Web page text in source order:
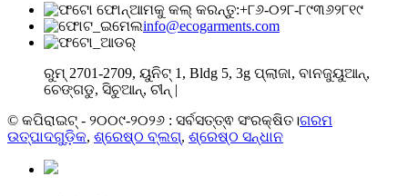
ଆମକୁ କଲ୍ କରନ୍ତୁ:+୮୬-୦୨୮-୮୯୩୬୨୮୧୯
info@ecogarments.com
ରୁମ୍ 2701-2709, ୟୁନିଟ୍ 1, Bldg 5, 3g ପ୍ଲାଜା, ବାନଜୁୟୁଆନ୍,
ଚେଙ୍ଗଡୁ, ସିଚୁଆନ୍, ଚୀନ୍ |
© କପିରାଇଟ୍ - ୨୦୦୯-୨୦୨୬ : ସର୍ବସତ୍ତ୍ଵ ସଂରକ୍ଷିତ।ଗରମ
ଉତ୍ପାଦଗୁଡ଼ିକ, ଶ୍ରେଷ୍ଠ ବ୍ଲଗ୍, ଶ୍ରେଷ୍ଠ ସନ୍ଧାନ